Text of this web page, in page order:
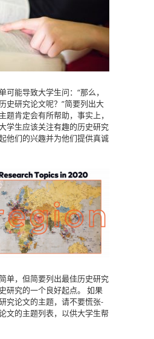
可能导致大学生问：“那么，
史研究论文呢？”简要列出大
题肯定会有所帮助，事实上，
学生应该关注有趣的历史研究
他们的兴趣并为他们提供真诚
单，但简要列出最佳历史研究
研究的一个良好起点。
如果
究论文的主题，请不要慌张-
文的主题列表，以供大学生帮